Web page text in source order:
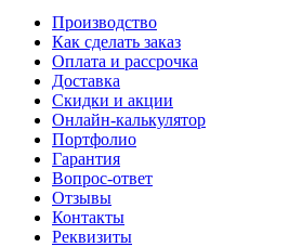
Производство
Как сделать заказ
Оплата и рассрочка
Доставка
Скидки и акции
Онлайн-калькулятор
Портфолио
Гарантия
Вопрос-ответ
Отзывы
Контакты
Реквизиты